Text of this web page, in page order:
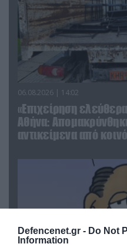
Defencenet.gr - Do Not
Information
06.08.2026 | 14:02
«Επιχείρηση
Αθήνα:
αντικείμενα από